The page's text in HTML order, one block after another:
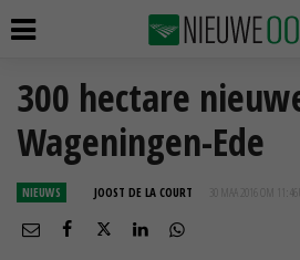
300 hectare
Wageningen-Ede
NIEUWS JOOST DE LA COURT 30 MAA 2016 OM 11:46